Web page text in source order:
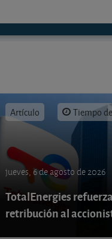
Artículo Tiempo
jueves, 6 de agosto de 2026
TotalEnergies
retribución al